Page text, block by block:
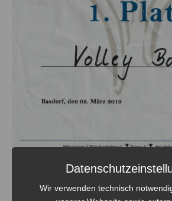
Traditionsturnier zu
Wir verwenden technisch